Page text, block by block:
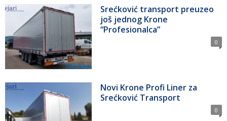
Srećković transport preuzeo
još jednog Krone
“Profesionalca”
0
Novi Krone Profi Liner za
Srećković Transport
0